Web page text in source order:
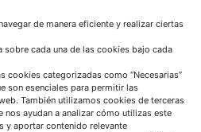
de manera eficiente y realizar ciertas
cada una de las cookies bajo cada
cookies categorizadas como “Necesarias”
son esenciales para permitir las
También utilizamos cookies de terceras
nos ayudan a analizar cómo utilizas este
y aportar contenido relevante